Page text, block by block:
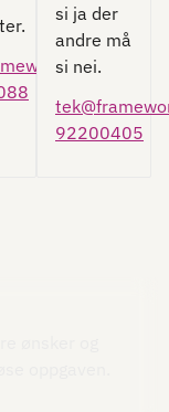
si ja der
andre må
si nei.
92200405